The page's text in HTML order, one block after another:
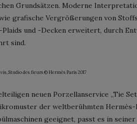
Grundsätzen. Moderne
grafische Vergrößerungen von
und -Decken erweitert, durch
sind.
Studio des fleurs © Hermès Paris 2017
neuen Porzellanservice „Tie
der weltberühmten
geeignet, passt es in